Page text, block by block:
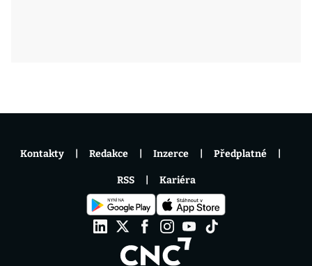
Kontakty Redakce Inzerce Předplatné
RSS Kariéra